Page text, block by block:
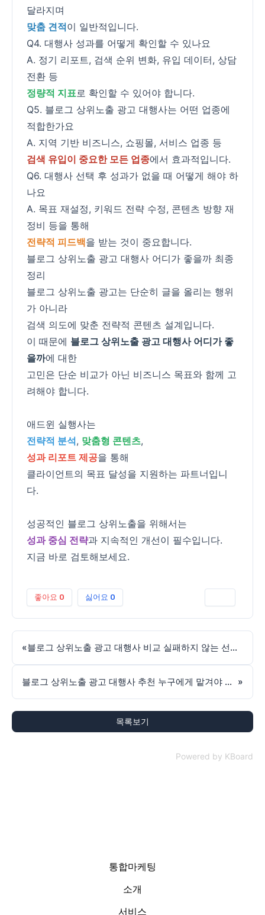
달라지며
맞춤 견적이 일반적입니다.
Q4. 대행사 성과를 어떻게 확인할 수 있나요
A. 정기 리포트, 검색 순위 변화, 유입 데이터, 상담
전환 등
정량적 지표 로 확인할 수 있어야 합니다.
Q5. 블로그 상위노출 광고 대행사는 어떤 업종에
적합한가요
A. 지역 기반 비즈니스, 쇼핑몰, 서비스 업종 등
검색 유입이 중요한 모든 업종에서 효과적입니다.
Q6. 대행사 선택 후 성과가 없을 때 어떻게 해야 하
나요
A. 목표 재설정, 키워드 전략 수정, 콘텐츠 방향 재
정비 등을 통해
전략적 피드백을 받는 것이 중요합니다.
블로그 상위노출 광고 대행사 어디가 좋을까 최종
정리
블로그 상위노출 광고는 단순히 글을 올리는 행위
가 아니라
검색 의도에 맞춘 전략적 콘텐츠 설계입니다.
이 때문에 블로그 상위노출 광고 대행사 어디가 좋
을까에 대한
고민은 단순 비교가 아닌 비즈니스 목표와 함께 고
려해야 합니다.
애드윈 실행사는
전략적 분석, 맞춤형 콘텐츠,
성과 리포트 제공을 통해
클라이언트의 목표 달성을 지원하는 파트너입니
다.
성공적인 블로그 상위노출을 위해서는
성과 중심 전략과 지속적인 개선이 필수입니다.
지금 바로 검토해보세요.
좋아요 0 싫어요 0
« 블로그 상위노출 광고 대행사 비교 실패하지 않는 선택법
블로그 상위노출 광고 대행사 추천 누구에게 맡겨야 할까 »
목록보기
Powered by KBoard
통합마케팅
소개
서비스